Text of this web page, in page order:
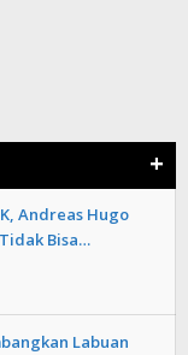
+
Andreas Hugo
Bisa…
Labuan